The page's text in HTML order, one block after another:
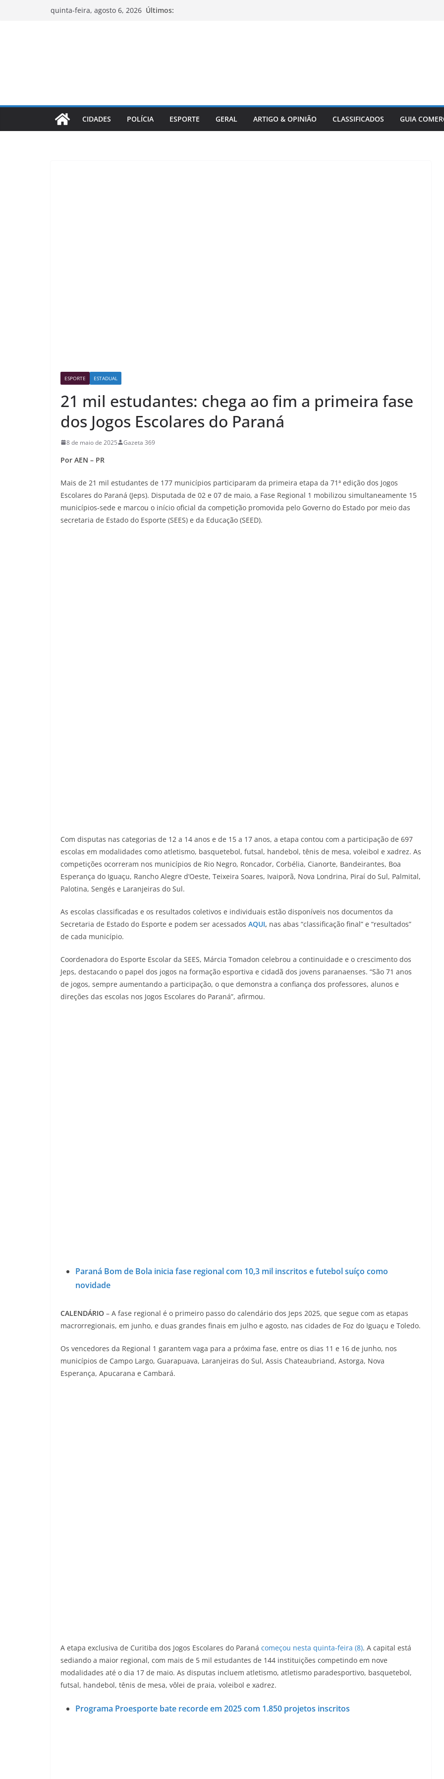
quinta-feira, agosto 6, 2026 Últimos:
CIDADES POLÍCIA ESPORTE GERAL ARTIGO & OPINIÃO CLASSIFICADOS GUIA
ESPORTE ESTADUAL
21 mil estudantes: chega ao fim a primeira fase
dos Jogos Escolares do Paraná
8 de maio de 2025 Gazeta 369
Por AEN – PR
Mais de 21 mil estudantes de 177 municípios participaram da primeira etapa da 71ª edição dos Jogos
Escolares do Paraná (Jeps). Disputada de 02 e 07 de maio, a Fase Regional 1 mobilizou simultaneamente 15
municípios-sede e marcou o início oficial da competição promovida pelo Governo do Estado por meio das
secretaria de Estado do Esporte (SEES) e da Educação (SEED).
Com disputas nas categorias de 12 a 14 anos e de 15 a 17 anos, a etapa contou com a participação de 697
escolas em modalidades como atletismo, basquetebol, futsal, handebol, tênis de mesa, voleibol e xadrez. As
competições ocorreram nos municípios de Rio Negro, Roncador, Corbélia, Cianorte, Bandeirantes, Boa
Esperança do Iguaçu, Rancho Alegre d’Oeste, Teixeira Soares, Ivaiporã, Nova Londrina, Piraí do Sul, Palmital,
Palotina, Sengés e Laranjeiras do Sul.
As escolas classificadas e os resultados coletivos e individuais estão disponíveis nos documentos da
Secretaria de Estado do Esporte e podem ser acessados AQUI, nas abas “classificação final” e “resultados”
de cada município.
Coordenadora do Esporte Escolar da SEES, Márcia Tomadon celebrou a continuidade e o crescimento dos
Jeps, destacando o papel dos jogos na formação esportiva e cidadã dos jovens paranaenses. “São 71 anos
de jogos, sempre aumentando a participação, o que demonstra a confiança dos professores, alunos e
direções das escolas nos Jogos Escolares do Paraná”, afirmou.
Paraná Bom de Bola inicia fase regional com 10,3 mil inscritos e futebol suíço como
novidade
CALENDÁRIO – A fase regional é o primeiro passo do calendário dos Jeps 2025, que segue com as etapas
macrorregionais, em junho, e duas grandes finais em julho e agosto, nas cidades de Foz do Iguaçu e Toledo.
Os vencedores da Regional 1 garantem vaga para a próxima fase, entre os dias 11 e 16 de junho, nos
municípios de Campo Largo, Guarapuava, Laranjeiras do Sul, Assis Chateaubriand, Astorga, Nova
Esperança, Apucarana e Cambará.
A etapa exclusiva de Curitiba dos Jogos Escolares do Paraná começou nesta quinta-feira (8). A capital está
sediando a maior regional, com mais de 5 mil estudantes de 144 instituições competindo em nove
modalidades até o dia 17 de maio. As disputas incluem atletismo, atletismo paradesportivo, basquetebol,
futsal, handebol, tênis de mesa, vôlei de praia, voleibol e xadrez.
Programa Proesporte bate recorde em 2025 com 1.850 projetos inscritos